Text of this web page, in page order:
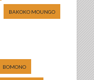
BAKOKO MOUNGO
BOMONO